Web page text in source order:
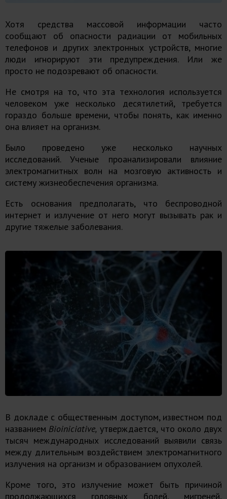
Хотя средства массовой информации часто
сообщают об опасности радиации от мобильных
телефонов и других электронных устройств, многие
люди игнорируют эти предупреждения. Или же
просто не подозревают об опасности.
Не смотря на то, что эта технология используется
человеком уже несколько десятилетий, требуется
гораздо больше времени, чтобы понять, как именно
она влияет на организм.
Было проведено уже несколько научных
исследований. Ученые проанализировали влияние
электромагнитных волн
на мозговую активность и
систему жизнеобеспечения организма.
Есть основания предполагать, что беспроводной
интернет и излучение от него могут вызывать рак и
другие тяжелые заболевания.
В докладе с общественным доступом, известном под
названием Bioiniciative, утверждается, что около двух
тысяч международных исследований выявили связь
между длительным воздействием электромагнитного
излучения на организм и образованием опухолей.
Кроме того, это излучение может быть причиной
продолжающихся головных болей, мигреней,